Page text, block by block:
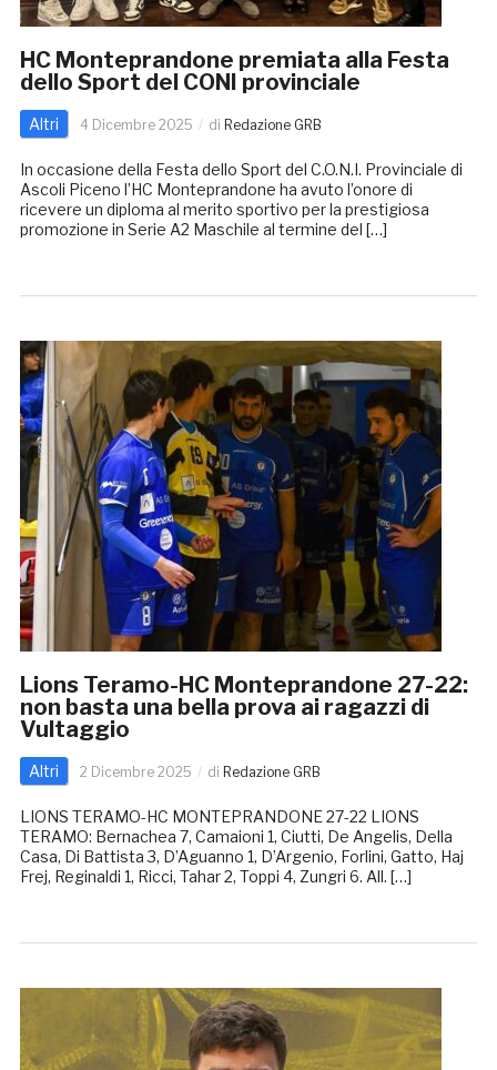
HC Monteprandone premiata alla Festa
dello Sport del CONI provinciale
Altri 4 Dicembre 2025 di Redazione GRB
In occasione della Festa dello Sport del C.O.N.I. Provinciale di
Ascoli Piceno l’HC Monteprandone ha avuto l’onore di
ricevere un diploma al merito sportivo per la prestigiosa
promozione in Serie A2 Maschile al termine del […]
Lions Teramo-HC Monteprandone 27-22:
non basta una bella prova ai ragazzi di
Vultaggio
Altri 2 Dicembre 2025 di Redazione GRB
LIONS TERAMO-HC MONTEPRANDONE 27-22 LIONS
TERAMO: Bernachea 7, Camaioni 1, Ciutti, De Angelis, Della
Casa, Di Battista 3, D’Aguanno 1, D’Argenio, Forlini, Gatto, Haj
Frej, Reginaldi 1, Ricci, Tahar 2, Toppi 4, Zungri 6. All. […]